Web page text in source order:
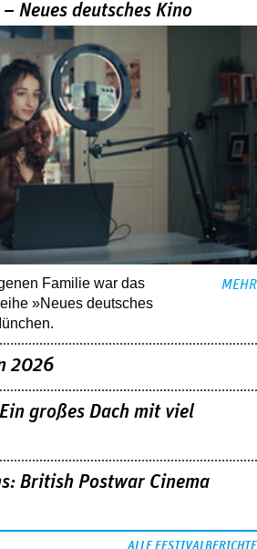
Neues deutsches Kino
Familie war das
»Neues deutsches
MEHR
2026
großes Dach mit viel
British Postwar Cinema
ALLE FESTIVALBERICHTE